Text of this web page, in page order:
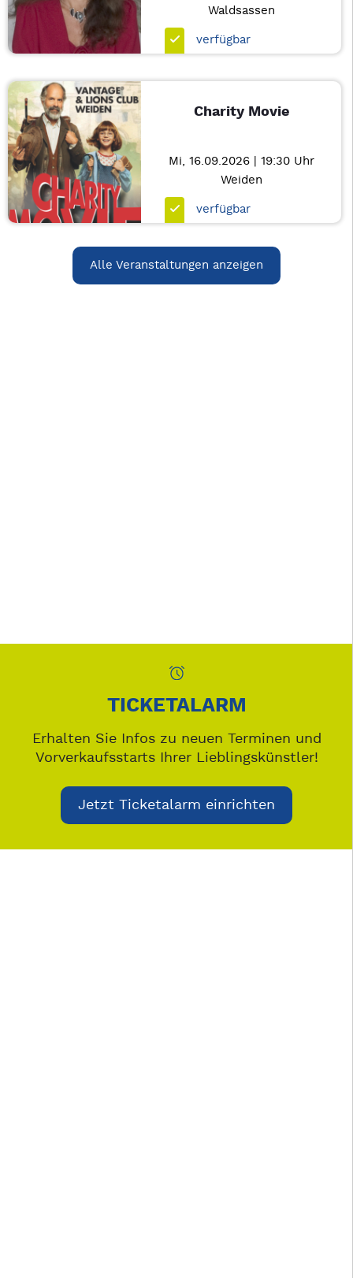
Waldsassen
verfügbar
Charity Movie
Mi, 16.09.2026 | 19:30 Uhr
Weiden
verfügbar
Alle Veranstaltungen anzeigen
TICKETALARM
Erhalten Sie Infos zu neuen Terminen und
Vorverkaufsstarts Ihrer Lieblingskünstler!
Jetzt Ticketalarm einrichten